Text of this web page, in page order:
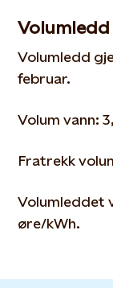
Volumledd
Volumledd
februar.
Volum vann:
Fratrekk
Volumleddet
øre/kWh.